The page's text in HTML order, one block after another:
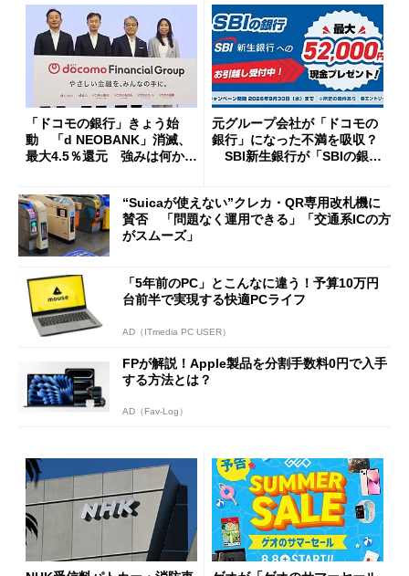
「ドコモの銀行」きょう始
動 「d NEOBANK」消滅、
最大4.5％還元 強みは何か解
元グループ会社が「ドコモの
銀行」になった不満を吸収？
SBI新生銀行が「SBIの銀
開催
“Suicaが使えない”クレカ・QR専用改札機に
賛否 「問題なく運用できる」「交通系ICの方
がスムーズ」
「5年前のPC」とこんなに違う！予算10万円
台前半で実現する快適PCライフ
AD（ITmedia PC USER）
FPが解説！Apple製品を分割手数料0円で入手
する方法とは？
AD（Fav-Log）